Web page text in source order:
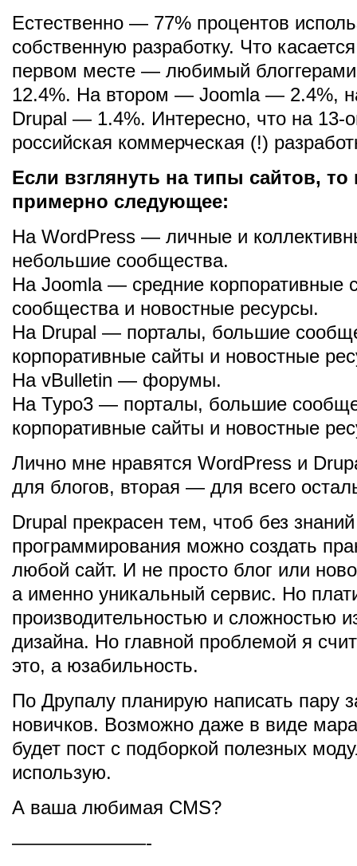
Естественно — 77% процентов
собственную разработку. Что
первом месте — любимый
12.4%. На втором — Joomla — 2.4%,
Drupal — 1.4%. Интересно, что на 13-
российская коммерческая (!)
Если взглянуть на типы сайтов, то
примерно следующее:
На WordPress — личные и
небольшие сообщества.
На Joomla — средние корпоративные
сообщества и новостные ресурсы.
На Drupal — порталы, большие
корпоративные сайты и новостные
На vBulletin — форумы.
На Typo3 — порталы, большие
корпоративные сайты и новостные
Лично мне нравятся WordPress и
для блогов, вторая — для всего
Drupal прекрасен тем, чтоб без
программирования можно создать
любой сайт. И не просто блог или
а именно уникальный сервис. Но
производительностью и сложностью
дизайна. Но главной проблемой я
это, а юзабильность.
По Друпалу планирую написать пару
новичков. Возможно даже в виде
будет пост с подборкой полезных
использую.
А ваша любимая CMS?
———————-